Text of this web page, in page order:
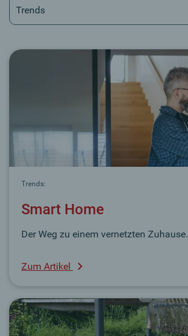
Trends
Trends:
Smart Home
Der Weg zu einem vernetzten Zuhause.
Zum Artikel